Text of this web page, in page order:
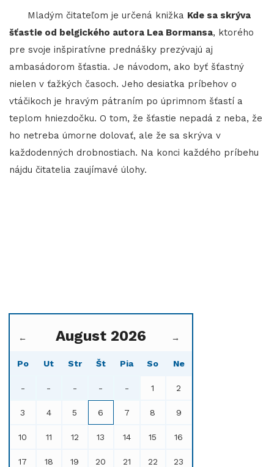
Mladým čitateľom je určená knižka Kde sa skrýva
šťastie od belgického autora Lea Bormansa, ktorého
pre svoje inšpiratívne prednášky prezývajú aj
ambasádorom šťastia. Je návodom, ako byť šťastný
nielen v ťažkých časoch. Jeho desiatka príbehov o
vtáčikoch je hravým pátraním po úprimnom šťastí a
teplom hniezdočku. O tom, že šťastie nepadá z neba, že
ho netreba úmorne dolovať, ale že sa skrýva v
každodenných drobnostiach. Na konci každého príbehu
nájdu čitatelia zaujímavé úlohy.
← August 2026 →
Po Ut Str Št Pia So Ne
- - - - - 1 2
3 4 5 6 7 8 9
10 11 12 13 14 15 16
17 18 19 20 21 22 23